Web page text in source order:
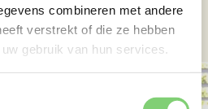
combineren met andere
verstrekt of die ze hebben
gebruik van hun services.
daarna weer ingepakt